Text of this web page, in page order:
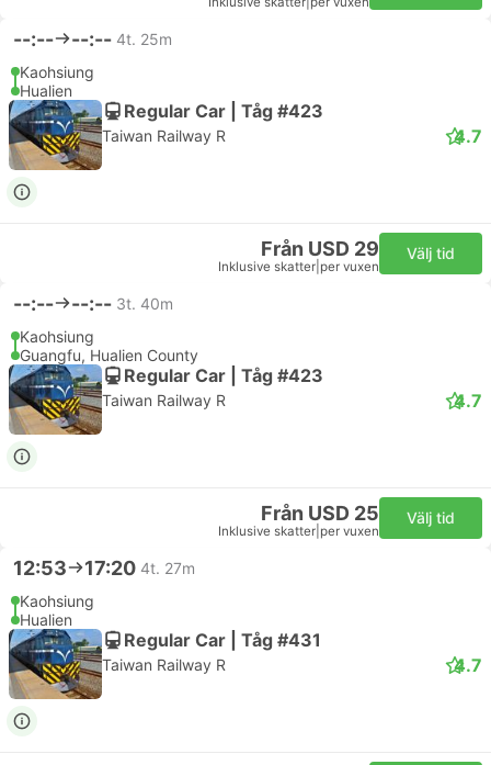
--:-- --:-- 4t. 25m
Kaohsiung
Hualien
Regular Car | Tåg #423
Taiwan Railway R 4.7
Från USD 29
Inklusive skatter per vuxen
Välj tid
--:-- --:-- 3t. 40m
Kaohsiung
Guangfu, Hualien County
Regular Car | Tåg #423
Taiwan Railway R 4.7
Från USD 25
Inklusive skatter per vuxen
Välj tid
12:53 17:20 4t. 27m
Kaohsiung
Hualien
Regular Car | Tåg #431
Taiwan Railway R 4.7